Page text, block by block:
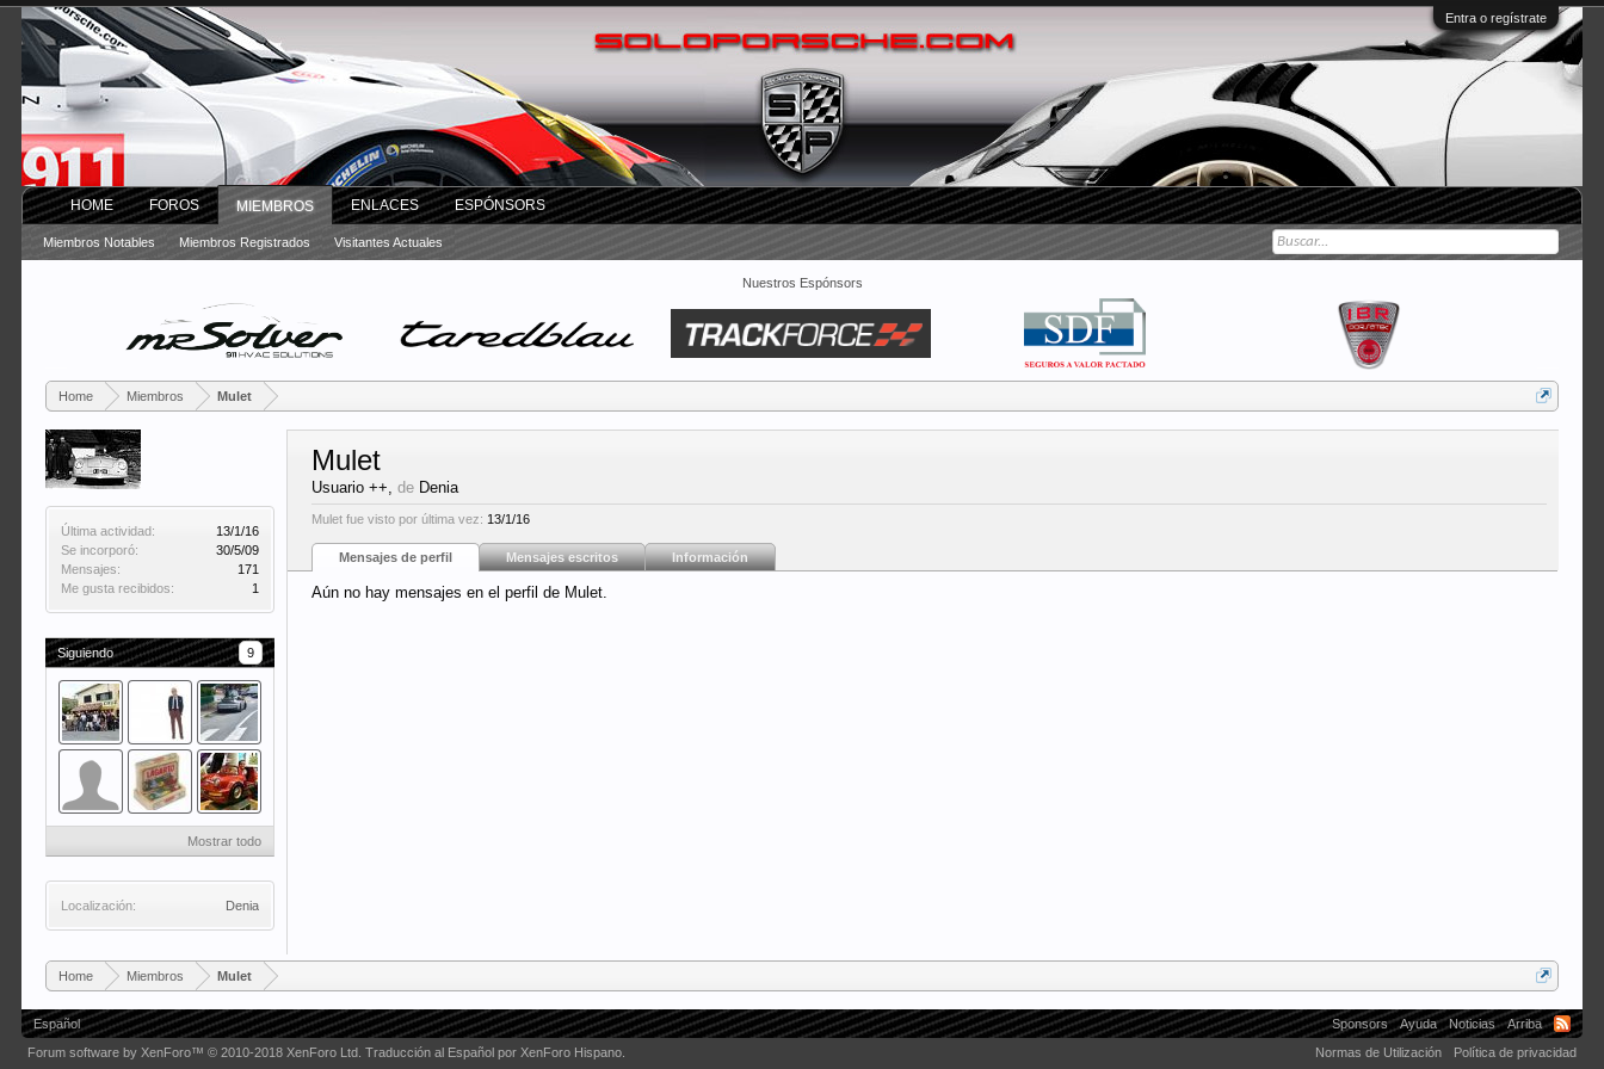
Entra o regístrate
Nuestros Espónsors
Home Miembros Mulet
Última actividad:
13/1/16
Se incorporó:
30/5/09
Mensajes:
171
Me gusta recibidos:
1
Siguiendo 9
Mostrar todo
Localización: Denia
Mulet
Usuario ++,de Denia
Mulet fue visto por última vez: 13/1/16
Mensajes de perfil Mensajes escritos Información
Aún no hay mensajes en el perfil de Mulet.
Home Miembros Mulet
HOME FOROS MIEMBROS
Miembros Notables Miembros Registrados Visitantes Actuales
ENLACES ESPÓNSORS
Español Sponsors Ayuda Noticias
Arriba
Normas de Utilización
Política de privacidad
Forum software by XenForo™© 2010-2018 XenForo Ltd. Traducción al Español por XenForo Hispano.